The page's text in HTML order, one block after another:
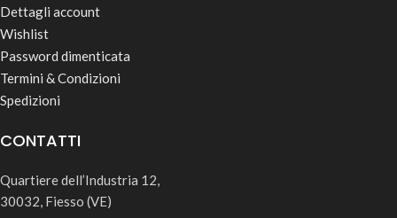
Dettagli account
Wishlist
Password dimenticata
Termini & Condizioni
Spedizioni
CONTATTI
Quartiere dell’Industria 12,
30032, Fiesso (VE)